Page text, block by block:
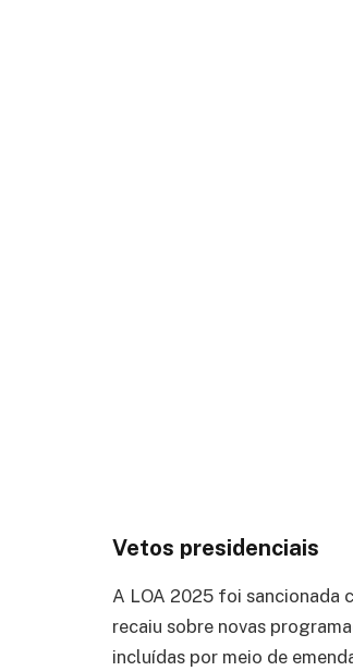
Vetos presidenciais
A LOA 2025 foi sancionada
recaiu sobre novas
incluídas por meio de